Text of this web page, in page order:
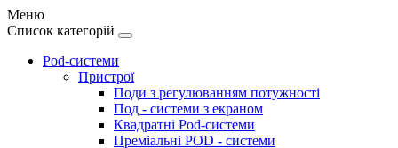
Меню
Список категорій
Pod-системи
Пристрої
Поди з регулюванням потужності
Под - системи з екраном
Квадратні Pod-системи
Преміальні POD - системи